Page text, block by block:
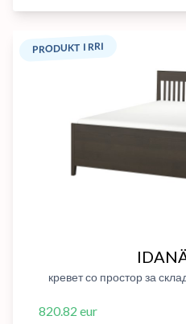
PRODUKT I RRI
кревет со простор за
820.82 eur